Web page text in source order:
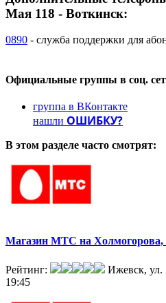
Мая 118 - Воткинск:
0890 - служба поддержки для
Официальные группы в соц.
группа в ВКонтакте
нашли ОШИБКУ?
В этом разделе часто смотрят:
Магазин МТС на Холмогорова,
Рейтинг: Ижевск, ул.
19:45